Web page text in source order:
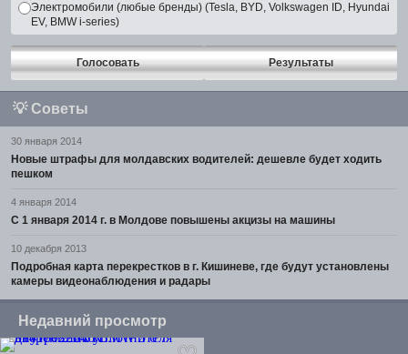
Электромобили (любые бренды) (Tesla, BYD, Volkswagen ID, Hyundai
EV, BMW i-series)
Голосовать Результаты
💡 Советы
30 января 2014
Новые штрафы для молдавских водителей: дешевле будет ходить
пешком
4 января 2014
С 1 января 2014 г. в Молдове повышены акцизы на машины
10 декабря 2013
Подробная карта перекрестков в г. Кишиневе, где будут установлены
камеры видеонаблюдения и радары
Недавний просмотр